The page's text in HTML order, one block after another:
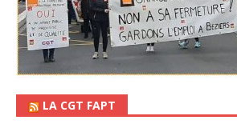
LA CGT FAPT